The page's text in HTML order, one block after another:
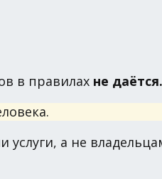
в правилах не даётся.
а не